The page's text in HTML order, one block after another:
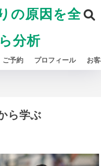
の原因を全
分析
ご予約 プロフィール お
ら学ぶ